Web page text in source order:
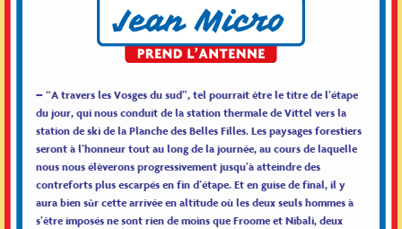
– “A travers les Vosges du sud”, tel pourrait être le titre de l’étape
du jour, qui nous conduit de la station thermale de Vittel vers la
station de ski de la Planche des Belles Filles. Les paysages forestiers
seront à l’honneur tout au long de la journée, au cours de laquelle
nous nous élèverons progressivement jusqu’à atteindre des
contreforts plus escarpés en fin d’étape. Et en guise de final, il y
aura bien sûr cette arrivée en altitude où les deux seuls hommes à
s’être imposés ne sont rien de moins que Froome et Nibali, deux